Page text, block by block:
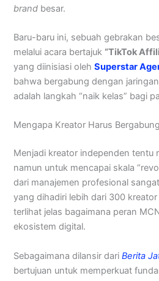
brand besar.
Baru-baru ini, sebuah gebrakan
melalui acara bertajuk “TikTok
yang diinisiasi olehSuperstar
bahwa bergabung dengan
adalah langkah “naik kelas” bagi
Mengapa Kreator Harus
Menjadi kreator independen tentu
namun untuk mencapai skala
dari manajemen profesional
yang dihadiri lebih dari 300
terlihat jelas bagaimana peran
ekosistem digital.
Sebagaimana dilansir dariBerita
bertujuan untuk memperkuat